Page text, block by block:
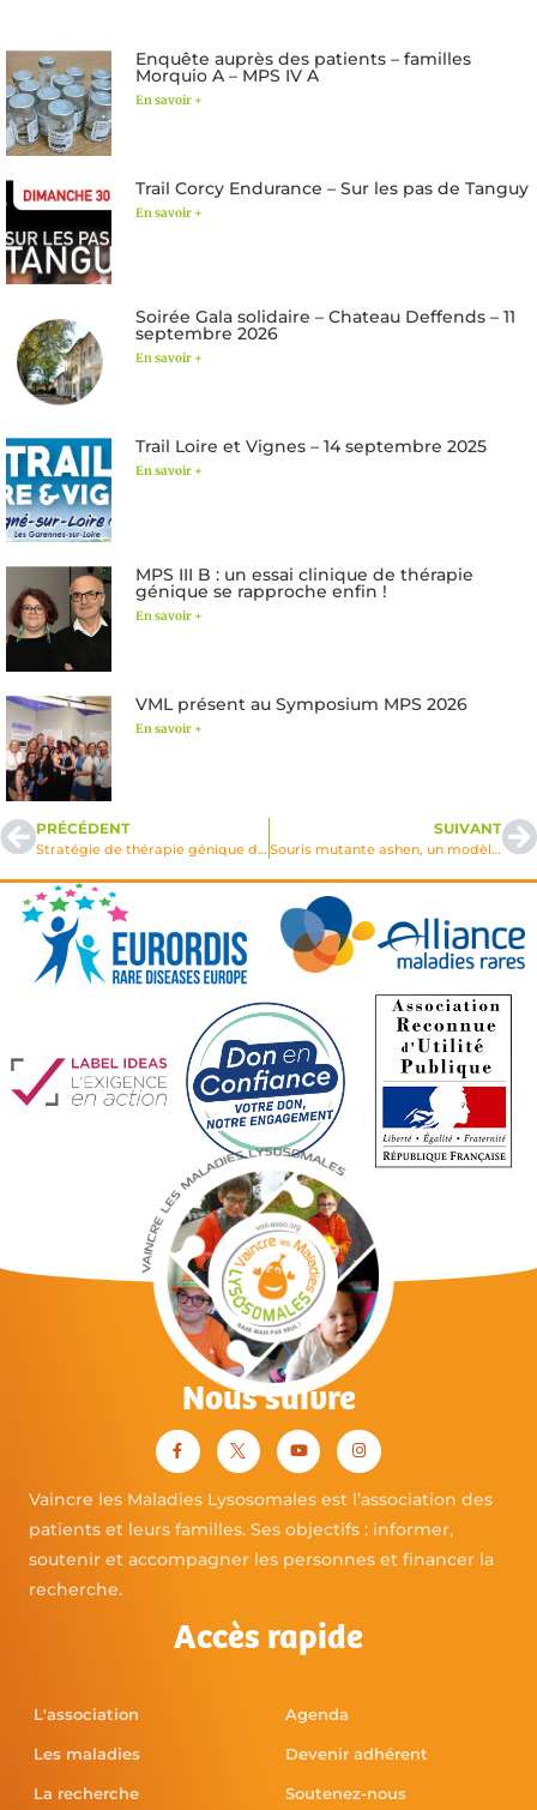
Enquête auprès des patients – familles
Morquio A – MPS IV A
En savoir +
Trail Corcy Endurance – Sur les pas de Tanguy
En savoir +
Soirée Gala solidaire – Chateau Deffends – 11
septembre 2026
En savoir +
Trail Loire et Vignes – 14 septembre 2025
En savoir +
MPS III B : un essai clinique de thérapie
génique se rapproche enfin !
En savoir +
VML présent au Symposium MPS 2026
En savoir +
PRÉCÉDENT
Stratégie de thérapie génique des maladies démyélisantes par l’utilisation genetically-engineered primate Scwann cell transplants
SUIVANT
Souris mutante ashen, un modèle in vivo pour l’étude de la fonction sécrétrice du lysosome dans la régulation immunitaire et pour une tentative de thérapie génique dans le syndrome de Griscelli
Nous suivre
Vaincre les Maladies Lysosomales est l’association des
patients et leurs familles. Ses objectifs : informer,
soutenir et accompagner les personnes et financer la
recherche.
Accès rapide
L'association
Les maladies
La recherche
Agenda
Devenir adhérent
Soutenez-nous